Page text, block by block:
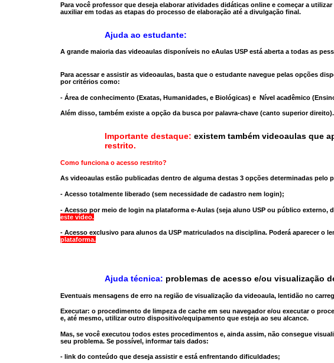
Para você professor que deseja elaborar atividades didáticas online e começar a
auxiliar em todas as etapas do processo de elaboração até a divulgação final.
Ajuda ao estudante:
A grande maioria das videoaulas disponíveis no eAulas USP está aberta a todas as
Para acessar e assistir as videoaulas, basta que o estudante navegue pelas opções
por critérios como:
- Área de conhecimento (Exatas, Humanidades, e Biológicas) e Nível acadêmico
Além disso, também existe a opção da busca por palavra-chave (canto superior
Importante destaque: existem também videoaulas que
restrito.
Como funciona o acesso restrito?
As videoaulas estão publicadas dentro de alguma destas 3 opções determinadas pelo
- Acesso totalmente liberado (sem necessidade de cadastro nem login);
- Acesso por meio de login na plataforma e-Aulas (seja aluno USP ou público externo,
este vídeo.
- Acesso exclusivo para alunos da USP matriculados na disciplina. Poderá aparecer o
plataforma.
Ajuda técnica: problemas de acesso e/ou visualização
Eventuais mensagens de erro na região de visualização da videoaula, lentidão no
Executar: o procedimento de limpeza de cache em seu navegador e/ou executar o
e, até mesmo, utilizar outro dispositivo/equipamento que esteja ao seu alcance.
Mas, se você executou todos estes procedimentos e, ainda assim, não consegue
seu problema. Se possível, informar tais dados:
- link do conteúdo que deseja assistir e está enfrentando dificuldades;